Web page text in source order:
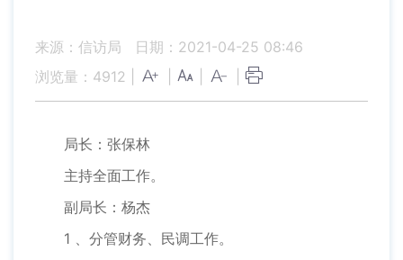
来源：信访局
日期：2021-04-25 08:46
浏览量： 4912
局长：张保林
主持全面工作。
副局长：杨杰
1 、分管财务、民调工作。